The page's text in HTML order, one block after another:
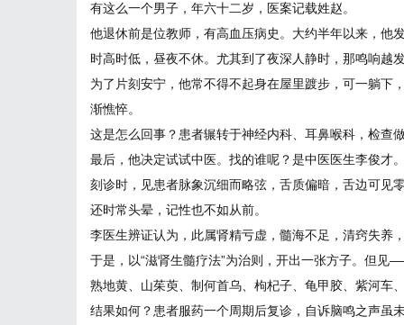
有这么一个男子，年六十二岁，医案记载姓赵。
他退休前是位教师，有高血压病史。大约半年以来，他
时高时低，昼夜不休。尤其到了夜深人静时，那鸣响越
为了片刻安宁，他常不得不起身在屋里踱步，可一躺下
渐憔悴。
这是怎么回事？患者辗转于神经内科、耳鼻喉科，检查
最后，他决定试试中医。找的谁呢？是中医医生李俊才
刻诊时，见患者脉象沉细而略弦，舌质偏暗，舌边可见
还时常头晕，记性也不如从前。
李医生辨证认为，此属肾精亏虚，髓海不足，清窍失养
于是，以“滋肾生髓疗法”为治则，开出一张方子。但见
熟地黄、山茱萸、制何首乌、枸杞子、龟甲胶、紫河车
结果如何？患者服药一个周期后复诊，自诉脑鸣之声虽